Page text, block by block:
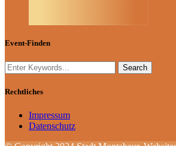
Event-Finden
Rechtliches
Impressum
Datenschutz